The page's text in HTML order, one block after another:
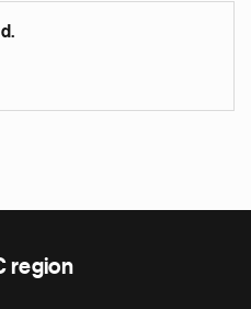
region